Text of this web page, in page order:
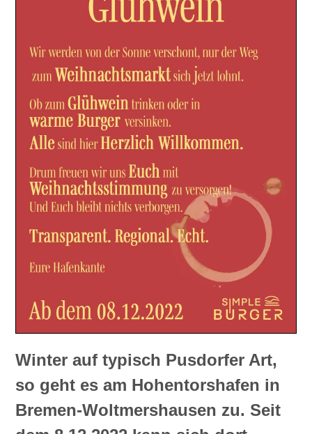
Winter auf typisch Pusdorfer Art,
so geht es am Hohentorshafen in
Bremen-Woltmershausen zu. Seit